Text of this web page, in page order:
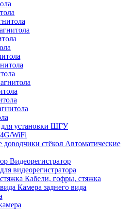
установки ШГУ
WiFi
Автоматические
Видеорегистратор
видеорегистратора
Кабели, гофры, стяжка
Камера заднего вида